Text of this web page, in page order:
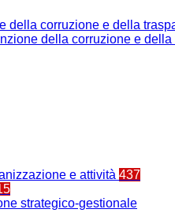
della corruzione e della
della corruzione e
e attività 437
strategico-gestionale